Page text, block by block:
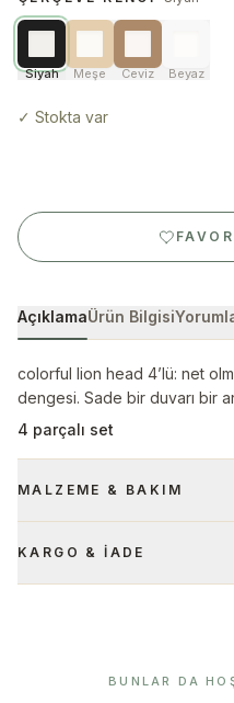
Siyah Meşe Ceviz Beyaz
✓ Stokta var
AçıklamaÜrün Bilgisi
colorful lion head 4’lü: net
dengesi. Sade bir duvarı bir
4 parçalı set
MALZEME & BAKIM
KARGO & İADE
BUNLAR DA